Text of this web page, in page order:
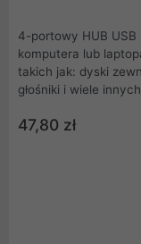
4-portowy HUB USB
komputera lub
takich jak: dyski
głośniki i wiele
Windows, Mac OS,
również funkcję
47,80 zł